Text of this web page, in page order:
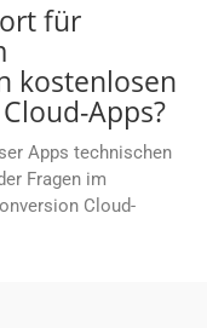
für
kostenlosen
Apps?
Apps technischen
Fragen im
Cloud-